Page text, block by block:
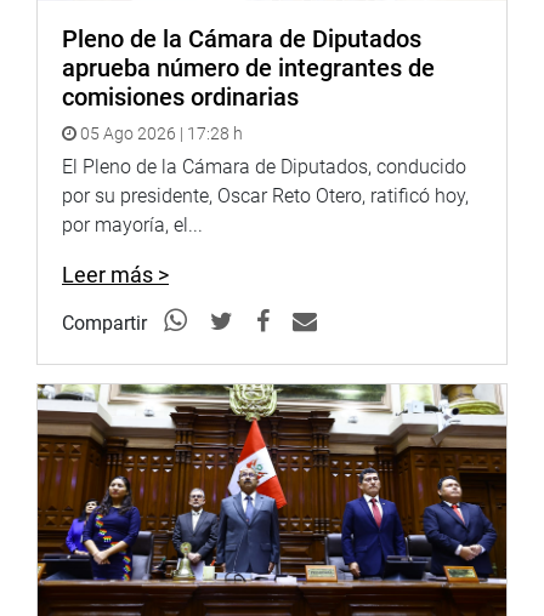
Pleno de la Cámara de Diputados
aprueba número de integrantes de
comisiones ordinarias
05 Ago 2026 | 17:28 h
El Pleno de la Cámara de Diputados, conducido
por su presidente, Oscar Reto Otero, ratificó hoy,
por mayoría, el...
Leer más >
Compartir